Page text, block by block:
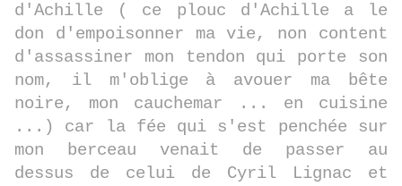
d'Achille ( ce plouc d'Achille a le
don d'empoisonner ma vie, non content
d'assassiner mon tendon qui porte son
nom, il m'oblige à avouer ma bête
noire, mon cauchemar ... en cuisine
...) car la fée qui s'est penchée sur
mon berceau venait de passer au
dessus de celui de Cyril Lignac et